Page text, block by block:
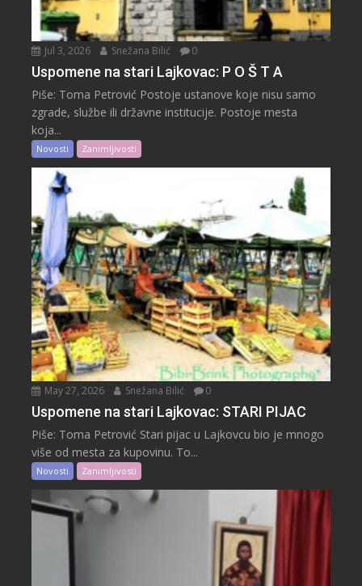
Jul 3, 2026 Snežana Bilić 0
Uspomene na stari Lajkovac: P O Š T A
Piše: Toma Petrović Postoje ustanove koje nisu samo
zgrade, službe ili državne institucije. Postoje mesta
koja...
Novosti Zanimljivosti
May 27, 2026 Snežana Bilić 0
Uspomene na stari Lajkovac: STARI PIJAC
Piše: Toma Petrović Stari pijac u Lajkovcu bio je mnogo
više od mesta za kupovinu. To...
Novosti Zanimljivosti